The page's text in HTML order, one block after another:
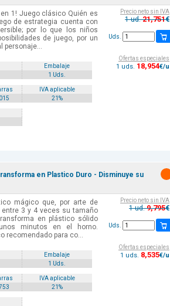
en 1! Juego clásico Quién es
de estrategia cuenta con
por lo que los niños
de juego, por un
personaje...
Embalaje
1 Uds.
IVA aplicable
21%
Precio neto sin IVA
1 ud.21,751€
Uds.
Ofertas especiales
1 uds. 18,954€/u
en Plastico Duro - Disminuye su
mágico que, por arte de
entre 3 y 4 veces su tamaño
en plástico sólido
minutos en el horno.
recomendado para co...
Embalaje
1 Uds.
IVA aplicable
21%
Precio neto sin IVA
1 ud.9,795€
Uds.
Ofertas especiales
1 uds. 8,535€/u